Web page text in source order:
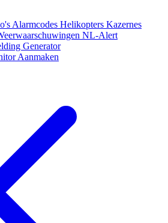
Alarmcodes Helikopters Kazernes
NL-Alert
Generator
Aanmaken